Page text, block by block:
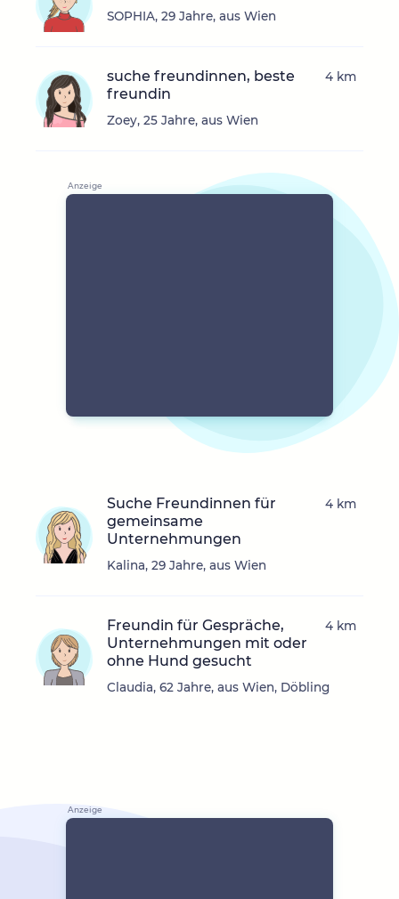
SOPHIA, 29 Jahre, aus Wien
suche freundinnen, beste
freundin
Zoey, 25 Jahre, aus Wien
4 km
Suche Freundinnen für
gemeinsame
Unternehmungen
Kalina, 29 Jahre, aus Wien
4 km
Freundin für Gespräche,
Unternehmungen mit oder
ohne Hund gesucht
Claudia, 62 Jahre, aus Wien, Döbling
4 km